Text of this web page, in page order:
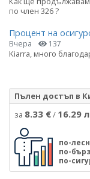
по член 326 ?
Процент на
Вчера 137
Kiarra, много
Пълен достъп в
за 8.33 €/ 16.29
по-
по-
по-